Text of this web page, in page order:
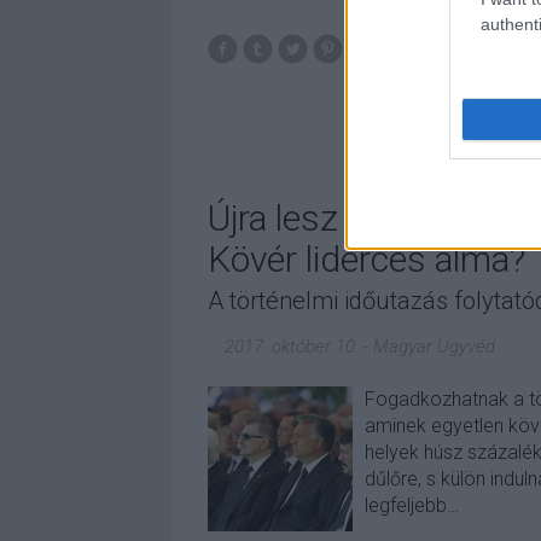
Újra lesz Hazafias
Kövér lidérces álma?
A történelmi időutazás
2017. október 10. Magyar Ügyvéd
Fogadkozhatnak a
aminek egyetlen
helyek húsz
dűlőre, s külön
legfeljebb…